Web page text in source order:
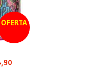
OFERTA
,90